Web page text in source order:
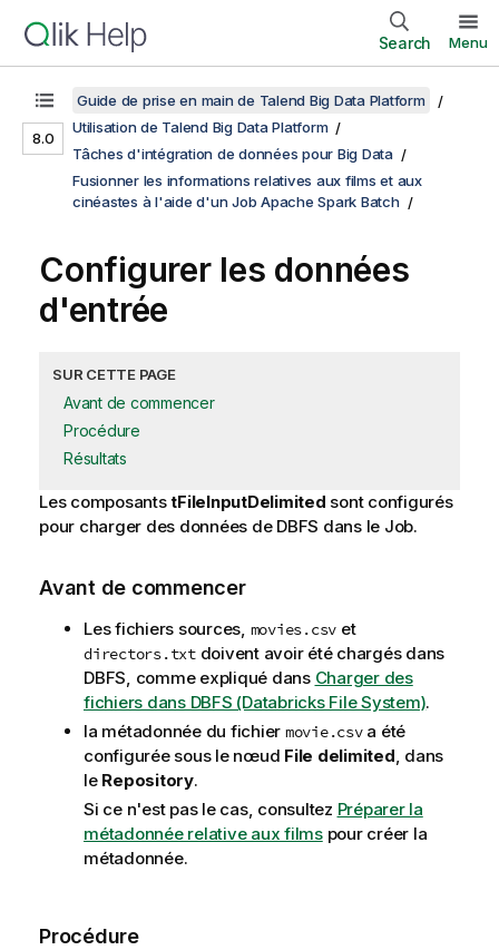
Search Menu
8.0
Guide de prise en main de Talend Big Data Platform
Utilisation de Talend Big Data Platform
Tâches d'intégration de données pour Big Data
Fusionner les informations relatives aux films et aux
cinéastes à l'aide d'un Job Apache Spark Batch
Configurer les données
d'entrée
SUR CETTE PAGE
Avant de commencer
Procédure
Résultats
Les composantstFileInputDelimited sont configurés
pour charger des données de DBFS dans le Job.
Avant de commencer
Les fichiers sources, movies.csv et
directors.txtdoivent avoir été chargés dans
DBFS, comme expliqué dans Charger des
fichiers dans DBFS (Databricks File System).
la métadonnée du fichier movie.csva été
configurée sous le nœud File delimited, dans
le Repository.
Si ce n'est pas le cas, consultez Préparer la
métadonnée relative aux filmspour créer la
métadonnée.
Procédure